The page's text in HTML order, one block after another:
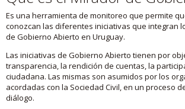
Es una herramienta de monitoreo que permite
conozcan las diferentes iniciativas que integran
de Gobierno Abierto en Uruguay.
Las iniciativas de Gobierno Abierto tienen por
transparencia, la rendición de cuentas, la
ciudadana. Las mismas son asumidos por los
acordadas con la Sociedad Civil, en un proceso
diálogo.